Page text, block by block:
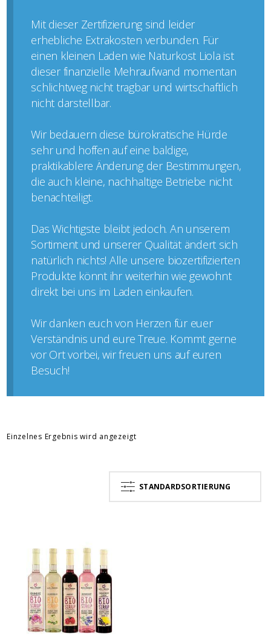
Mit dieser Zertifizierung sind leider
erhebliche Extrakosten verbunden. Für
einen kleinen Laden wie Naturkost Liola ist
dieser finanzielle Mehraufwand momentan
schlichtweg nicht tragbar und wirtschaftlich
nicht darstellbar.
Wir bedauern diese bürokratische Hürde
sehr und hoffen auf eine baldige,
praktikablere Änderung der Bestimmungen,
die auch kleine, nachhaltige Betriebe nicht
benachteiligt.
Das Wichtigste bleibt jedoch. An unserem
Sortiment und unserer Qualität ändert sich
natürlich nichts! Alle unsere biozertifizierten
Produkte könnt ihr weiterhin wie gewohnt
direkt bei uns im Laden einkaufen.
Wir danken euch von Herzen für euer
Verständnis und eure Treue. Kommt gerne
vor Ort vorbei, wir freuen uns auf euren
Besuch!
Einzelnes Ergebnis wird angezeigt
STANDARDSORTIERUNG